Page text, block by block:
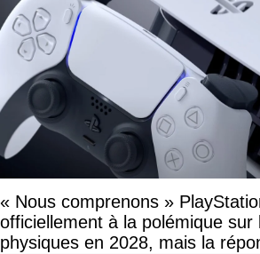
« Nous comprenons »
officiellement à la polémique sur
physiques en 2028, mais la